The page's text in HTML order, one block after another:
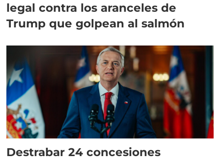
legal contra los aranceles de
Trump que golpean al salmón
Destrabar 24 concesiones